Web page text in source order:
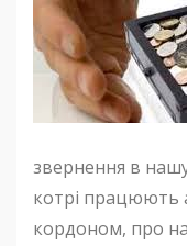
звернення в
котрі працюють
кордоном, про